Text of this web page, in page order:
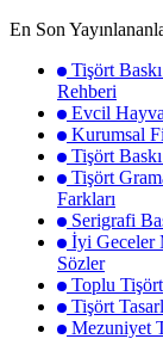
En Son
Tişört
Rehberi
Evcil
Kurumsal
Tişört
Tişört
Farkları
Serigrafi
İyi Geceler
Sözler
Toplu
Tişört
Mezuniyet